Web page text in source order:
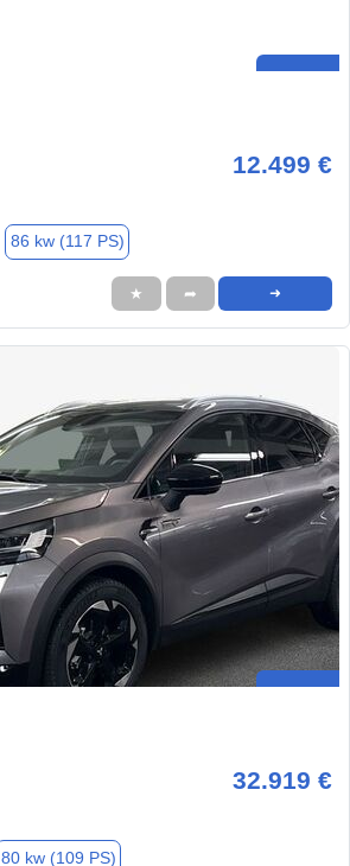
12.499 €
86 kw (117 PS)
★ ➦ ➜
32.919 €
80 kw (109 PS)